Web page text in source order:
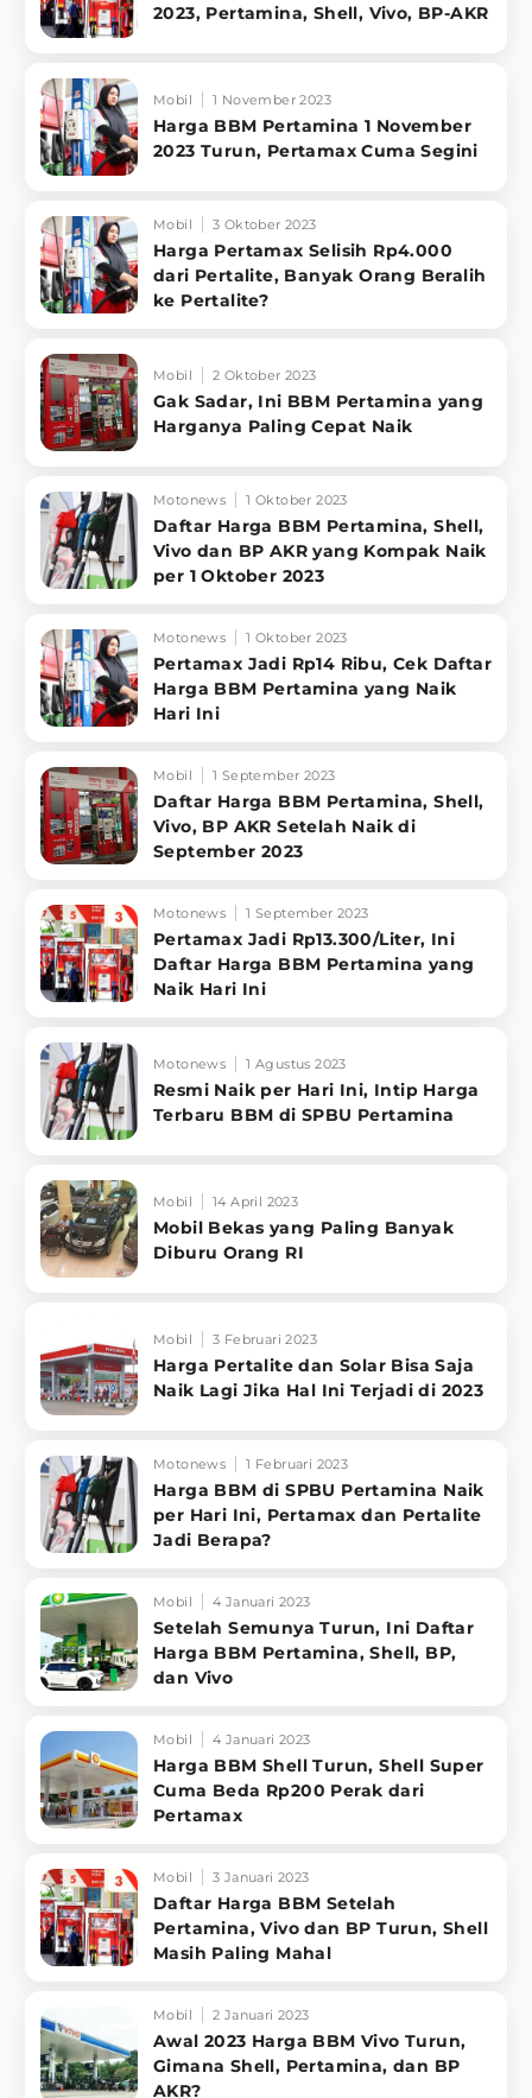
2023, Pertamina, Shell, Vivo, BP-AKR
Mobil 1 November 2023
Harga BBM Pertamina 1 November
2023 Turun, Pertamax Cuma Segini
Mobil 3 Oktober 2023
Harga Pertamax Selisih Rp4.000
dari Pertalite, Banyak Orang Beralih
ke Pertalite?
Mobil 2 Oktober 2023
Gak Sadar, Ini BBM Pertamina yang
Harganya Paling Cepat Naik
Motonews 1 Oktober 2023
Daftar Harga BBM Pertamina, Shell,
Vivo dan BP AKR yang Kompak Naik
per 1 Oktober 2023
Motonews 1 Oktober 2023
Pertamax Jadi Rp14 Ribu, Cek Daftar
Harga BBM Pertamina yang Naik
Hari Ini
Mobil 1 September 2023
Daftar Harga BBM Pertamina, Shell,
Vivo, BP AKR Setelah Naik di
September 2023
Motonews 1 September 2023
Pertamax Jadi Rp13.300/Liter, Ini
Daftar Harga BBM Pertamina yang
Naik Hari Ini
Motonews 1 Agustus 2023
Resmi Naik per Hari Ini, Intip Harga
Terbaru BBM di SPBU Pertamina
Mobil 14 April 2023
Mobil Bekas yang Paling Banyak
Diburu Orang RI
Mobil 3 Februari 2023
Harga Pertalite dan Solar Bisa Saja
Naik Lagi Jika Hal Ini Terjadi di 2023
Motonews 1 Februari 2023
Harga BBM di SPBU Pertamina Naik
per Hari Ini, Pertamax dan Pertalite
Jadi Berapa?
Mobil 4 Januari 2023
Setelah Semunya Turun, Ini Daftar
Harga BBM Pertamina, Shell, BP,
dan Vivo
Mobil 4 Januari 2023
Harga BBM Shell Turun, Shell Super
Cuma Beda Rp200 Perak dari
Pertamax
Mobil 3 Januari 2023
Daftar Harga BBM Setelah
Pertamina, Vivo dan BP Turun, Shell
Masih Paling Mahal
Mobil 2 Januari 2023
Awal 2023 Harga BBM Vivo Turun,
Gimana Shell, Pertamina, dan BP
AKR?